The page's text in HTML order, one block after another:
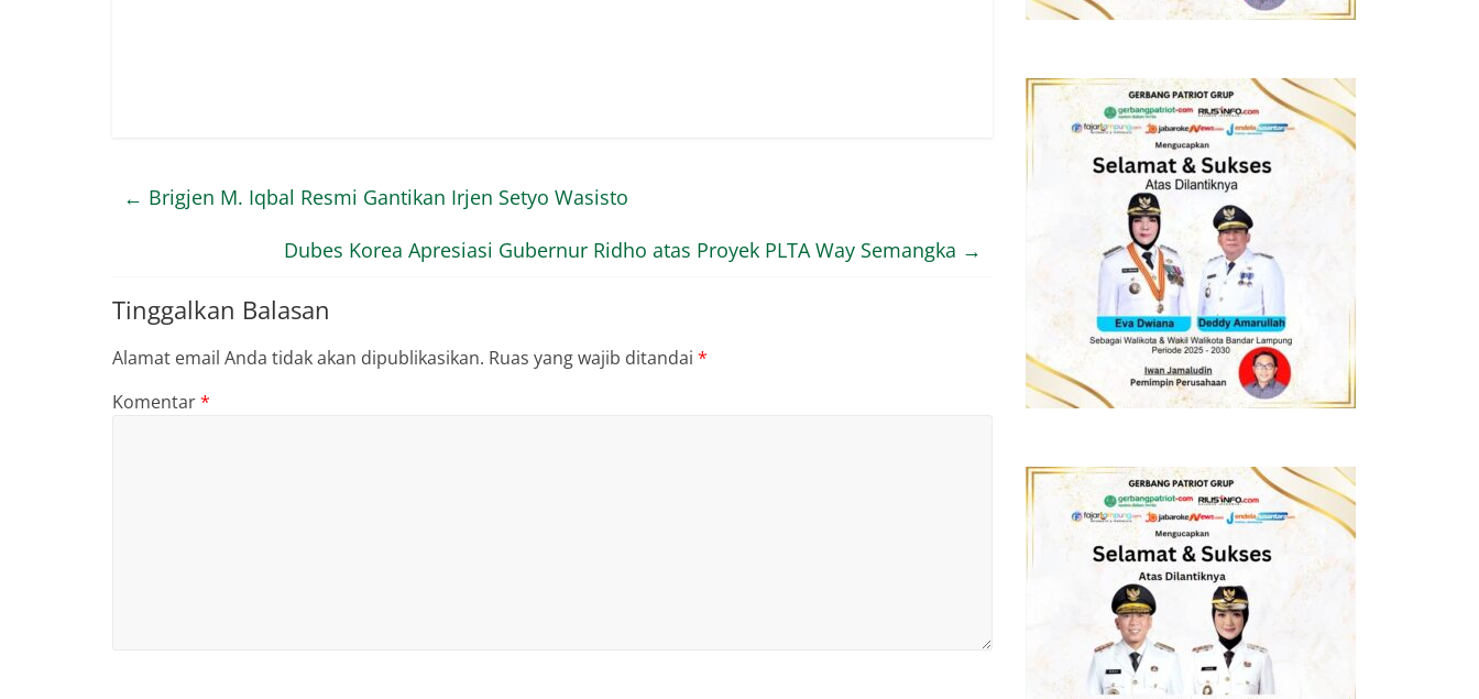
← Brigjen M. Iqbal Resmi Gantikan Irjen Setyo Wasisto
Dubes Korea Apresiasi Gubernur Ridho atas Proyek PLTA Way Semangka →
Tinggalkan Balasan
Alamat email Anda tidak akan dipublikasikan. Ruas yang wajib ditandai *
Komentar*